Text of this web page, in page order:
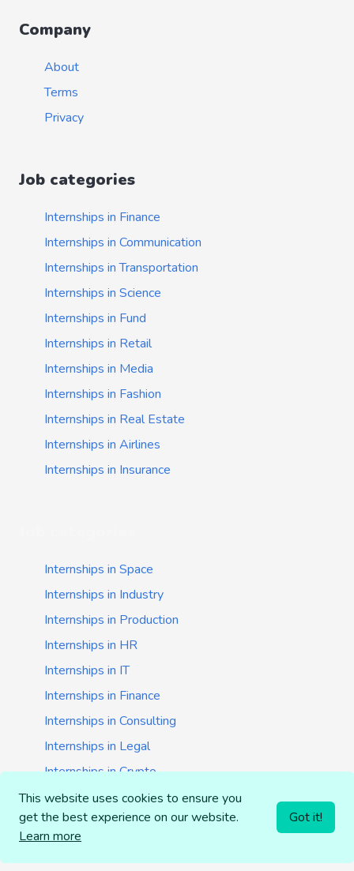
Company
About
Terms
Privacy
Job categories
Internships in Finance
Internships in Communication
Internships in Transportation
Internships in Science
Internships in Fund
Internships in Retail
Internships in Media
Internships in Fashion
Internships in Real Estate
Internships in Airlines
Internships in Insurance
Internships in Space
Internships in Industry
Internships in Production
Internships in HR
Internships in IT
Internships in Finance
Internships in Consulting
Internships in Legal
Internships in Crypto
Internships in Startups
Internships in Banking
This website uses cookies to ensure you
get the best experience on our website.
Learn more
Got it!